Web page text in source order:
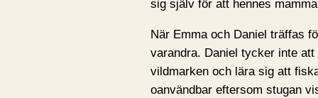
sig själv för att hennes
När Emma och Daniel träffas
varandra. Daniel tycker inte
vildmarken och lära sig att
oanvändbar eftersom stugan